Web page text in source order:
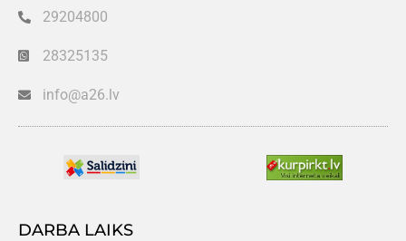
29204800
28325135
info@a26.lv
DARBA LAIKS